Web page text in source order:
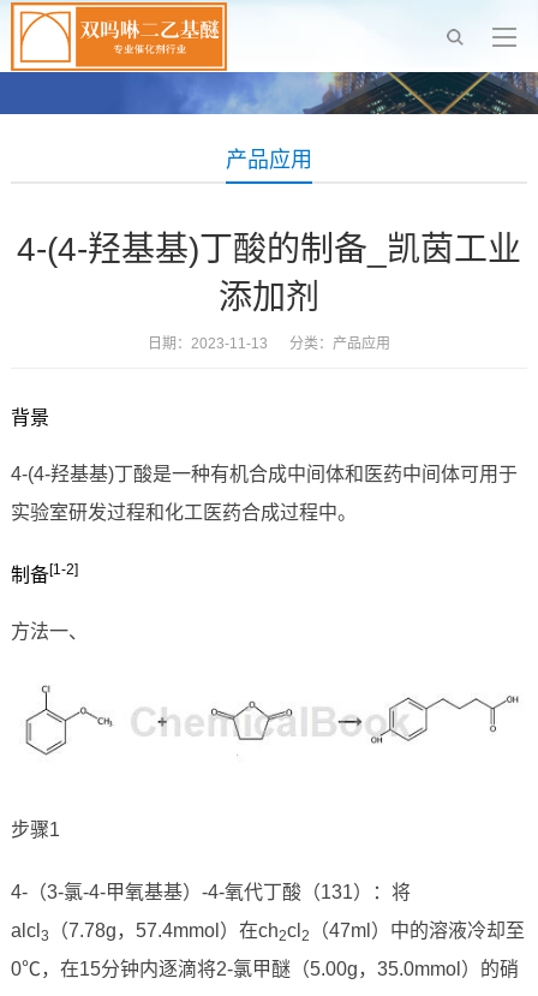
产品应用
4-(4-羟基基)丁酸的制备_凯茵工业
添加剂
日期：2023-11-13 分类： 产品应用
背景
4-(4-羟基基)丁酸是一种有机合成中间体和医药中间体可用于
实验室研发过程和化工医药合成过程中。
制备[1-2]
方法一、
步骤1
4-（3-氯-4-甲氧基基）-4-氧代丁酸（131）：将
alcl 3 （7.78g，57.4mmol）在ch2cl 2
（47ml）中的溶液冷却至
0℃，在15分钟内逐滴将2-氯甲醚（5.00g，35.0mmol）的硝